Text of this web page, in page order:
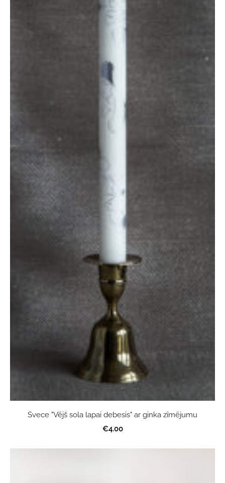
Svece "Vējš sola lapai debesis" ar ginka zīmējumu
€4.00